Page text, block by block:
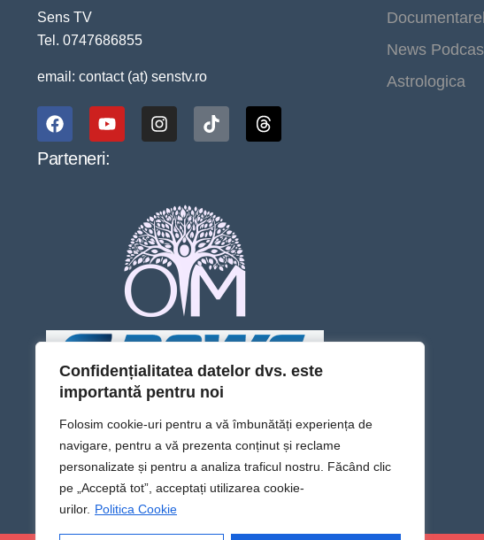
Confidențialitatea datelor dvs. este
importantă pentru noi
Folosim cookie-uri pentru a vă îmbunătăți experiența de
navigare, pentru a vă prezenta conținut și reclame
personalizate și pentru a analiza traficul nostru. Făcând clic
pe „Acceptă tot”, acceptați utilizarea cookie-
urilor. Politica Cookie
Sens TV
Tel. 0747686855
email: contact (at) senstv.ro
Parteneri:
News
Astrologica